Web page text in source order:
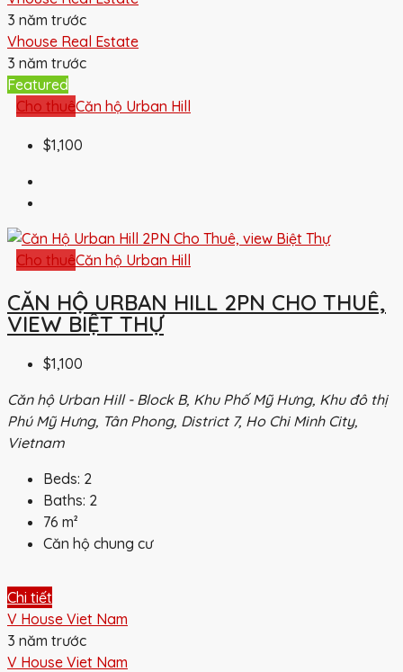
3 năm trước
Vhouse Real Estate
3 năm trước
Featured
Cho thuêCăn hộ Urban Hill
$1,100
Cho thuêCăn hộ Urban Hill
CĂN HỘ URBAN HILL 2PN CHO THUÊ,
VIEW BIỆT THỰ
$1,100
Căn hộ Urban Hill - Block B, Khu Phố Mỹ Hưng, Khu đô thị
Phú Mỹ Hưng, Tân Phong, District 7, Ho Chi Minh City,
Vietnam
Beds: 2
Baths: 2
76 m²
Căn hộ chung cư
Chi tiết
V House Viet Nam
3 năm trước
V House Viet Nam